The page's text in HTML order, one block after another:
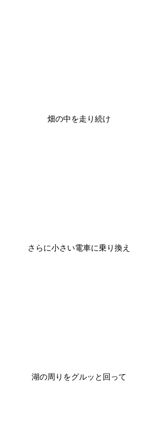
畑の中を走り続け
さらに小さい電車に乗り換え
湖の周りをグルッと回って